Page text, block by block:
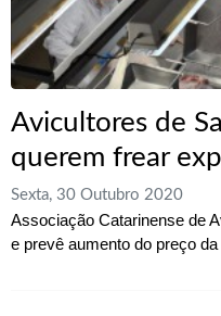
Avicultores de
querem frear
Sexta, 30 Outubro 2020
Associação Catarinense de
e prevê aumento do preço